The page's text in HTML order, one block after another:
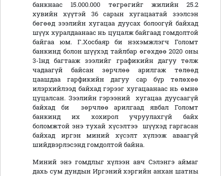
банкнаас 15.000.000 төгрөгийг жилийн 25.2
хувийн хүүтэй 36 сарын хугацаатай зээлсэн
бөгөөд зээлийн хугацаа дуусах болоогүй байхад
шүүх хуралдаанаас нь цуцалж байгаад гомдолтой
байгаа юм. Г.Хосбаяр би нэхэмжлэгч Голомт
банкинд болон шүүхэд тайлбар өгөхдөө 2020 оны
3-1нд багтааж зээлийг графикийн дагуу төлж
чадаагүй байсан зөрчлөө арилгаж төлөөд
цаашдаа гарфикийн дагуу сар бүр төлөхөө
илэрхийлээд байхад гэрээг хугацаанаас нь өмнө
цуцалсан. Зээлийн гэрээний хугацаа дуусаагүй
байхад би зөрчлөө арилгаад явбал Голомт
банкинд их хохирол учруулахгүй байх
боломжтой энэ тухай хүсэлтээ шүүхэд гаргасан
байхад иргэн миний хүсэлт хүлээж аваагүй
шийдвэрлэсэнд гомдолтой байна.
Миний энэ гомдлыг хүлээн авч Сэлэнгэ аймаг
дахь сум дундын Иргэний хэргийн анхан шатны